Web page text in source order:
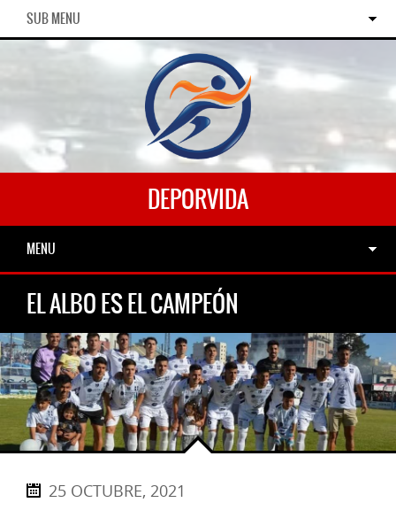
SUB MENU
DEPORVIDA
MENU
EL ALBO ES EL CAMPEÓN
25 OCTUBRE, 2021